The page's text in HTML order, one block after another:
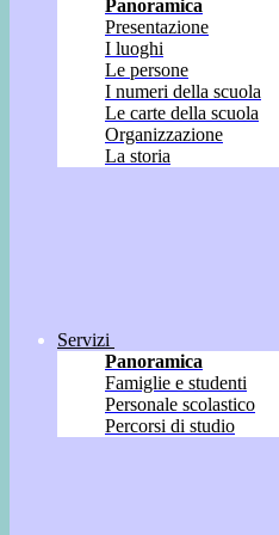
Panoramica
Presentazione
I luoghi
Le persone
I numeri della scuola
Le carte della scuola
Organizzazione
La storia
Servizi
Panoramica
Famiglie e studenti
Personale scolastico
Percorsi di studio